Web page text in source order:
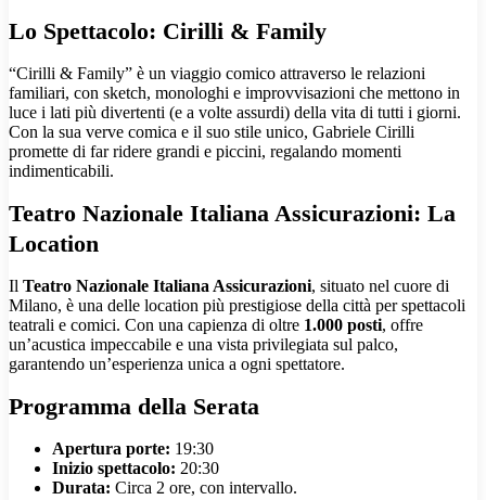
Lo Spettacolo: Cirilli & Family
“Cirilli & Family” è un viaggio comico attraverso le relazioni
familiari, con sketch, monologhi e improvvisazioni che mettono in
luce i lati più divertenti (e a volte assurdi) della vita di tutti i giorni.
Con la sua verve comica e il suo stile unico, Gabriele Cirilli
promette di far ridere grandi e piccini, regalando momenti
indimenticabili.
Teatro Nazionale Italiana Assicurazioni: La
Location
Il Teatro Nazionale Italiana Assicurazioni, situato nel cuore di
Milano, è una delle location più prestigiose della città per spettacoli
teatrali e comici. Con una capienza di oltre 1.000 posti, offre
un’acustica impeccabile e una vista privilegiata sul palco,
garantendo un’esperienza unica a ogni spettatore.
Programma della Serata
Apertura porte: 19:30
Inizio spettacolo: 20:30
Durata: Circa 2 ore, con intervallo.